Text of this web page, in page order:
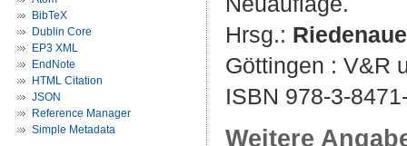
BibTeX
Dublin Core
EP3 XML
EndNote
HTML Citation
JSON
Reference Manager
Simple Metadata
Hrsg.:
Göttingen : V&R
ISBN 978-3-
Weitere